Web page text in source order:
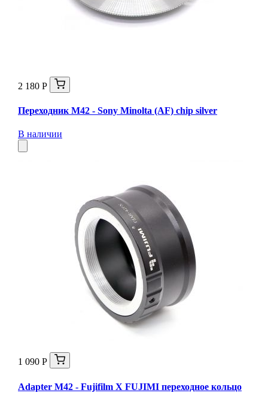
2 180 Р
Переходник M42 - Sony Minolta (AF) chip silver
В наличии
1 090 Р
Adapter M42 - Fujifilm X FUJIMI переходное кольцо